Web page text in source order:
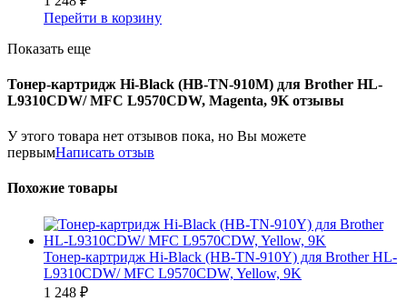
Перейти в корзину
Показать еще
Тонер-картридж Hi-Black (HB-TN-910M) для Brother HL-
L9310CDW/ MFC L9570CDW, Magenta, 9K отзывы
У этого товара нет отзывов пока, но Вы можете
первымНаписать отзыв
Похожие товары
Тонер-картридж Hi-Black (HB-TN-910Y) для Brother HL-
L9310CDW/ MFC L9570CDW, Yellow, 9K
1 248 ₽